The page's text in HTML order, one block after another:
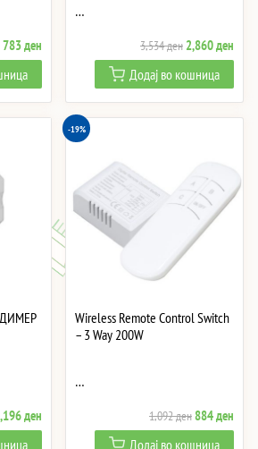
Original
price
was:
968 ден.
783денCurrent
price
is:
783 ден.
…
3,534ден Original
price
was:
3,534 ден.
2,860ден
price
is:
Додај во кошница
ДИМЕР
денCurrent
price
-19%
Wireless Remote Control Switch
– 3 Way 200W
…
1,092денOriginal
price
884ден
price
Додај во кошница